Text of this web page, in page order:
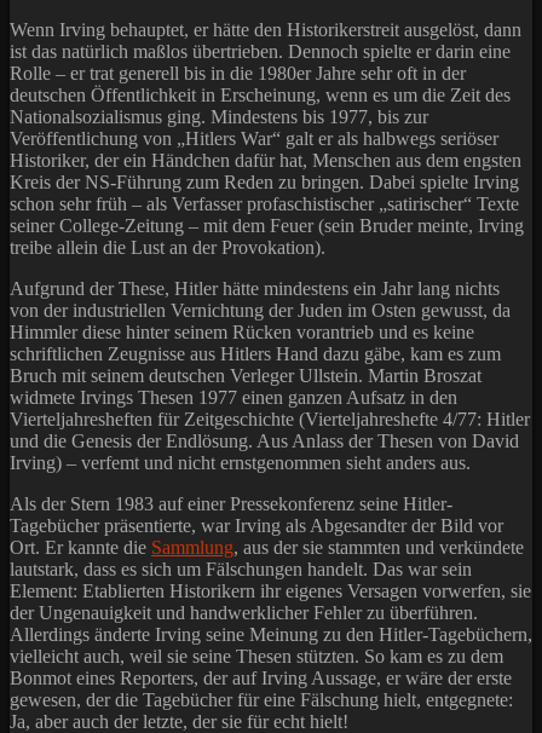
Wenn Irving behauptet, er hätte den Historikerstreit ausgelöst, dann
ist das natürlich maßlos übertrieben. Dennoch spielte er darin eine
Rolle – er trat generell bis in die 1980er Jahre sehr oft in der
deutschen Öffentlichkeit in Erscheinung, wenn es um die Zeit des
Nationalsozialismus ging. Mindestens bis 1977, bis zur
Veröffentlichung von „Hitlers War“ galt er als halbwegs seriöser
Historiker, der ein Händchen dafür hat, Menschen aus dem engsten
Kreis der NS-Führung zum Reden zu bringen. Dabei spielte Irving
schon sehr früh – als Verfasser profaschistischer „satirischer“ Texte
seiner College-Zeitung – mit dem Feuer (sein Bruder meinte, Irving
treibe allein die Lust an der Provokation).
Aufgrund der These, Hitler hätte mindestens ein Jahr lang nichts
von der industriellen Vernichtung der Juden im Osten gewusst, da
Himmler diese hinter seinem Rücken vorantrieb und es keine
schriftlichen Zeugnisse aus Hitlers Hand dazu gäbe, kam es zum
Bruch mit seinem deutschen Verleger Ullstein. Martin Broszat
widmete Irvings Thesen 1977 einen ganzen Aufsatz in den
Vierteljahresheften für Zeitgeschichte (Vierteljahreshefte 4/77: Hitler
und die Genesis der Endlösung. Aus Anlass der Thesen von David
Irving) – verfemt und nicht ernstgenommen sieht anders aus.
Als der Stern 1983 auf einer Pressekonferenz seine Hitler-
Tagebücher präsentierte, war Irving als Abgesandter der Bild vor
Ort. Er kannte die Sammlung, aus der sie stammten und verkündete
lautstark, dass es sich um Fälschungen handelt. Das war sein
Element: Etablierten Historikern ihr eigenes Versagen vorwerfen, sie
der Ungenauigkeit und handwerklicher Fehler zu überführen.
Allerdings änderte Irving seine Meinung zu den Hitler-Tagebüchern,
vielleicht auch, weil sie seine Thesen stützten. So kam es zu dem
Bonmot eines Reporters, der auf Irving Aussage, er wäre der erste
gewesen, der die Tagebücher für eine Fälschung hielt, entgegnete:
Ja, aber auch der letzte, der sie für echt hielt!